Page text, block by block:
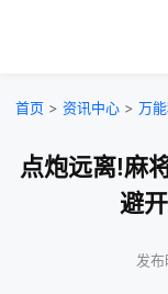
首页 > 资讯中心 > 万
点炮远离!麻
避
发